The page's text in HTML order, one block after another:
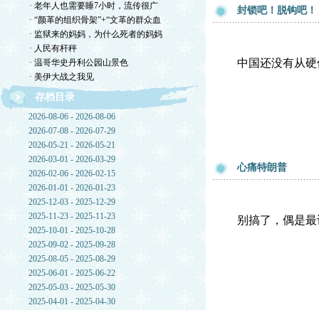
· 老年人也需要睡7小时，流传很广
· “颜革的组织骨架”+“文革的群众血
· 监狱来的妈妈，为什么死者的妈妈
· 人民有杆秤
· 温哥华史丹利公园山景色
· 美伊大战之我见
存档目录
2026-08-06 - 2026-08-06
2026-07-08 - 2026-07-29
2026-05-21 - 2026-05-21
2026-03-01 - 2026-03-29
2026-02-06 - 2026-02-15
2026-01-01 - 2026-01-23
2025-12-03 - 2025-12-29
2025-11-23 - 2025-11-23
2025-10-01 - 2025-10-28
2025-09-02 - 2025-09-28
2025-08-05 - 2025-08-29
2025-06-01 - 2025-06-22
2025-05-03 - 2025-05-30
2025-04-01 - 2025-04-30
封锁吧！脱钩吧！
中国还没有从
心痛特朗普
别搞了，偶是最